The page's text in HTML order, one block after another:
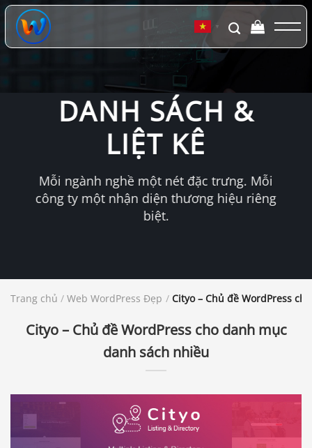
Chuyển
đến
dung
▼
DANH SÁCH &
LIỆT KÊ
Mỗi ngành nghề một nét đặc trưng. Mỗi
công ty một nhận diện thương hiệu riêng
biệt.
Trang chủ / Web WordPress Đẹp / Cityo – Chủ đề WordPress
Cityo – Chủ đề WordPress cho danh mục
danh sách nhiều